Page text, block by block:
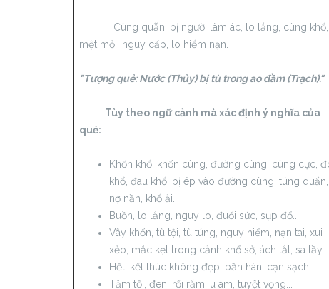
Cùng quẫn, bị người làm ác, lo lắng, cùng khổ,
mệt mỏi, nguy cấp, lo hiểm nạn.
"Tượng quẻ: Nước (Thủy) bị tù trong ao đầm (Trạch)."
Tùy theo ngữ cảnh mà xác định ý nghĩa của
quẻ:
Khốn khổ, khốn cùng, đường cùng, cùng cực,
khổ, đau khổ, bị ép vào đường cùng, túng quẩn,
nợ nần, khổ ải...
Buồn, lo lắng, nguy lo, đuối sức, sụp đổ...
Vây khốn, tù tội, tù túng, nguy hiểm, nạn tai, xui
xẻo, mắc kẹt trong cảnh khổ sở, ách tắt, sa lầy...
Hết, kết thúc không đẹp, bần hàn, cạn sạch...
Tăm tối, đen, rối rắm, u ám, tuyệt vọng...